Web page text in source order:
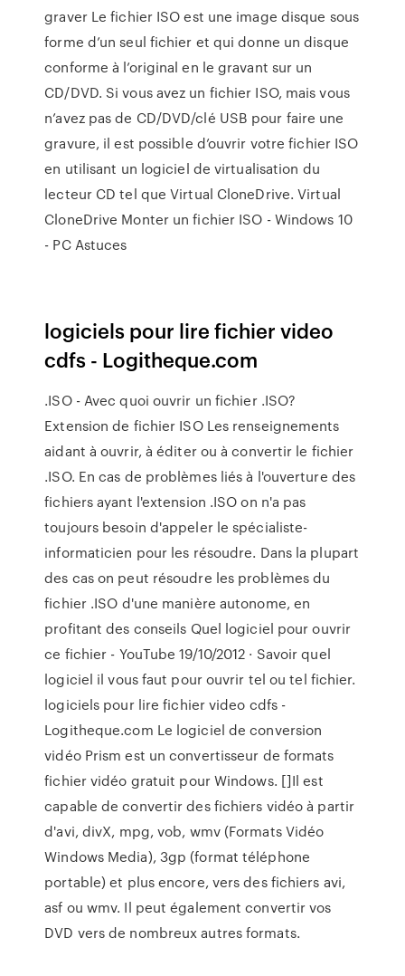
graver Le fichier ISO est une image disque sous
forme d’un seul fichier et qui donne un disque
conforme à l’original en le gravant sur un
CD/DVD. Si vous avez un fichier ISO, mais vous
n’avez pas de CD/DVD/clé USB pour faire une
gravure, il est possible d’ouvrir votre fichier ISO
en utilisant un logiciel de virtualisation du
lecteur CD tel que Virtual CloneDrive. Virtual
CloneDrive Monter un fichier ISO - Windows 10
- PC Astuces
logiciels pour lire fichier video
cdfs - Logitheque.com
.ISO - Avec quoi ouvrir un fichier .ISO?
Extension de fichier ISO Les renseignements
aidant à ouvrir, à éditer ou à convertir le fichier
.ISO. En cas de problèmes liés à l'ouverture des
fichiers ayant l'extension .ISO on n'a pas
toujours besoin d'appeler le spécialiste-
informaticien pour les résoudre. Dans la plupart
des cas on peut résoudre les problèmes du
fichier .ISO d'une manière autonome, en
profitant des conseils Quel logiciel pour ouvrir
ce fichier - YouTube 19/10/2012 · Savoir quel
logiciel il vous faut pour ouvrir tel ou tel fichier.
logiciels pour lire fichier video cdfs -
Logitheque.com Le logiciel de conversion
vidéo Prism est un convertisseur de formats
fichier vidéo gratuit pour Windows. []Il est
capable de convertir des fichiers vidéo à partir
d'avi, divX, mpg, vob, wmv (Formats Vidéo
Windows Media), 3gp (format téléphone
portable) et plus encore, vers des fichiers avi,
asf ou wmv. Il peut également convertir vos
DVD vers de nombreux autres formats.